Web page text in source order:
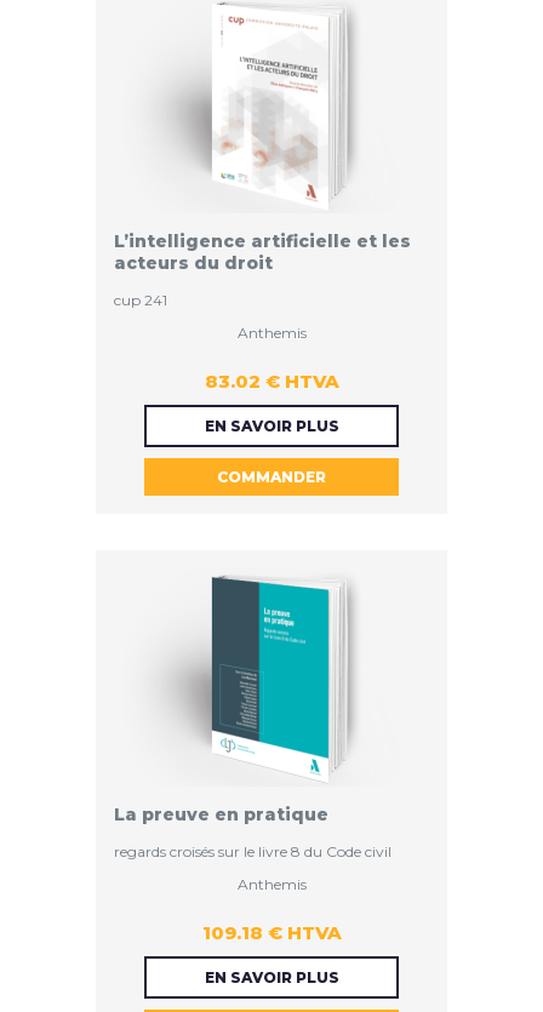
L’intelligence artificielle et les
acteurs du droit
cup 241
83.02 € HTVA
Anthemis
EN SAVOIR PLUS
COMMANDER
83.02 €
La preuve en pratique
regards croisés sur le livre 8 du Code civil
109.18 € HTVA
Anthemis
EN SAVOIR PLUS
109.18 €